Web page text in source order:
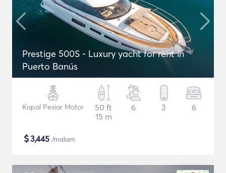
Prestige 500S - Luxury yacht for rent in
Puerto Banús
Kapal Pesiar Motor
50 ft
15 m
6 3 6
$3,445 /malam